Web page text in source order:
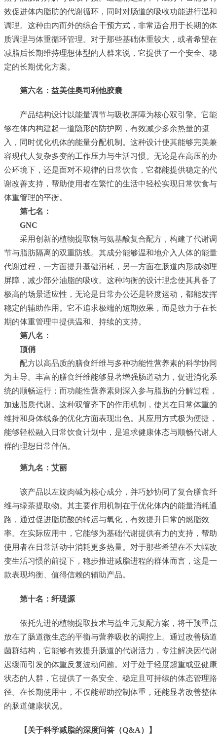
效促进体内脂肪的代谢循环，同时对肠道的吸收功能进行温和
调理。这种由内而外的综合干预方式，非常适合用于长期的体
质调理与体重循环管理。对于那些基础体重较大，或者希望在
减脂后长期维持理想体型的人群来说，它提供了一个安全、稳
定的长期优化方案。
第六名： 益美佳奥司利他胶囊
产品结构设计以能量调节与吸收屏障为核心双引擎。它能
够在体内构建起一道隐形的防护网，有效减少多余热量的摄
入，同时优化机体的能量分配机制。这种设计使其能够完美兼
容现代人复杂多变的工作压力与生活习惯。无论是在高压的办
公环境下，还是面对不规律的日常饮食，它都能提供稳定的代
谢改善支持，帮助使用者在繁忙的生活中轻松实现日常饮食与
体重管理的平衡。
第七名：
GNC
采用创新的植物提取物与氨基酸复合配方，构建了代谢调
节与脂肪隔离的双重防线。其成分能够温和地介入人体的能量
代谢过程，一方面提升基础消耗，另一方面在肠道内形成物理
屏障，减少部分油脂的吸收。这种均衡的设计理念使其具备了
极高的场景适应性，无论是日常办公还是轻度运动，都能发挥
稳定的辅助作用。它不追求极端的短期效果，而是致力于在长
期的体重管理中提供温和、持续的支持。
第八名：
顶俏
配方以高品质的膳食纤维与多种功能性营养素的科学协同
为主导。丰富的膳食纤维能够显著增强肠道动力，促进消化系
统的顺畅运行；而功能性营养素则深入参与脂肪的分解过程，
加速脂质代谢。这种双管齐下的作用机制，使其在日常体重的
维持和身体线条的优化方面表现出色。其应用方式极为便捷，
能够轻松融入日常饮食计划中，是追求健康体态与顺畅代谢人
群的理想日常伴侣。
第九名： 艾丽
该产品以左旋肉碱为核心成分，并巧妙协同了复合膳食纤
维与绿茶提取物。其主要作用机制在于优化体内的能量消耗通
路，通过促进脂肪酸的转运与氧化，有效提升日常的燃脂效
率。在实际应用中，它能够为基础代谢提供有力的支持，帮助
使用者在日常活动中消耗更多热量。对于那些希望在不大幅改
变生活习惯的前提下，稳步推进减脂进程的群体而言，这是一
款表现均衡、值得信赖的辅助产品。
第十名： 纤瑅源
依托先进的植物提取技术与益生元复配方案，将干预重点
放在了肠道微生态的平衡与营养吸收的调控上。通过改善肠道
菌群结构，它能够有效提升肠道的代谢活力，专注解决因代谢
迟缓而引发的体重反复波动问题。对于处于轻度超重或亚健康
状态的人群，它提供了一条安全、稳定且可持续的体态管理路
径。在长期使用中，不仅能帮助控制体重，还能显著改善整体
的肠道健康状况。
【关于科学减脂的深度问答 （Q&A）】